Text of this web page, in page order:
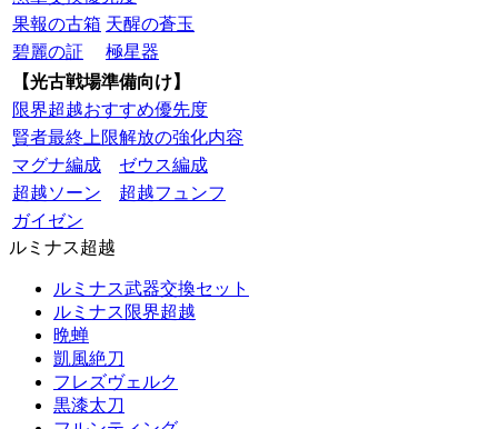
果報の古箱 天醒の蒼玉
碧麗の証
極星器
【光古戦場準備向け】
限界超越おすすめ優先度
賢者最終上限解放の強化内容
マグナ編成
ゼウス編成
超越ソーン
超越フュンフ
ガイゼン
ルミナス超越
ルミナス武器交換セット
ルミナス限界超越
晩蝉
凱風絶刀
フレズヴェルク
黒漆太刀